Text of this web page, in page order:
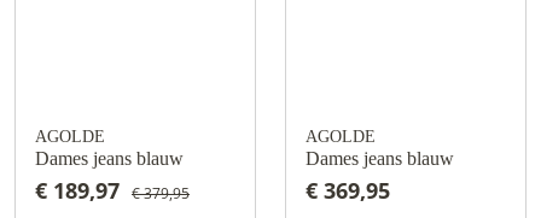
AGOLDE
Dames jeans blauw
€ 189,97 € 379,95
AGOLDE
Dames jeans blauw
€ 369,95